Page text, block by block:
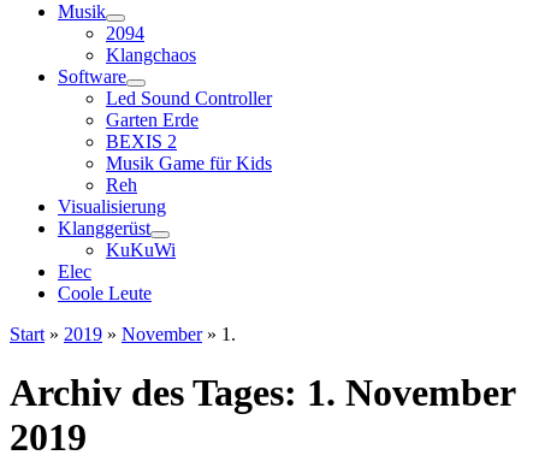
Musik
2094
Klangchaos
Software
Led Sound Controller
Garten Erde
BEXIS 2
Musik Game für Kids
Reh
Visualisierung
Klanggerüst
KuKuWi
Elec
Coole Leute
Start » 2019 » November » 1.
Archiv des Tages: 1. November
2019